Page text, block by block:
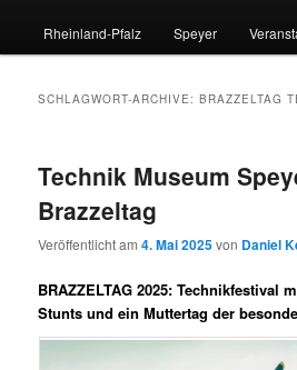
Rheinland-Pfalz Speyer
SCHLAGWORT-ARCHIVE:BRAZZELTAG
Technik Museum
Brazzeltag
Veröffentlicht am4. Mai 2025von Daniel
BRAZZELTAG 2025: Technikfestival
Stunts und ein Muttertag der